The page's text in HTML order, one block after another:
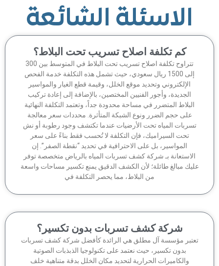
الاسئلة الشائعة
كم تكلفة اصلاح تسريب تحت البلاط؟
تتراوح تكلفة اصلاح تسريب تحت البلاط في المتوسط بين 300
إلى 1500 ريال سعودي، حيث تشمل هذه التكلفة خدمة الفحص
الإلكتروني وتحديد موقع الخلل، وقيمة قطع الغيار والمواسير
الجديدة، وأجور الفنيين المختصين، بالإضافة إلى إعادة تركيب
البلاط المتضرر في مساحة محدودة جداً، وتعتمد التكلفة النهائية
على حجم الضرر ونوع الشبكة المتأثرة. محددات سعر معالجة
المياه تحت الأرضيات عندما تكتشف وجود رطوبة أو نش
تحت السيراميك، فإن التكلفة لا تُحسب فقط بناءً على سعر
المواسير، بل على الاحترافية في تحديد “نقطة الصفر”. إن
بـ شركة كشف تسربات المياه بالرياض متخصصة توفر
مبالغ طائلة؛ لأن الكشف الدقيق يمنع تكسير مساحات واسعة
من البلاط، مما يحصر التكلفة في
شركة كشف تسربات بدون تكسير؟
مؤسسة آل مطلق هي الرائدة كأفضل شركة كشف تسربات
بدون تكسير، حيث نعتمد على تكنولوجيا الذبذبات الصوتية
والكاميرات الحرارية لتحديد مكان الخلل بدقة متناهية خلف